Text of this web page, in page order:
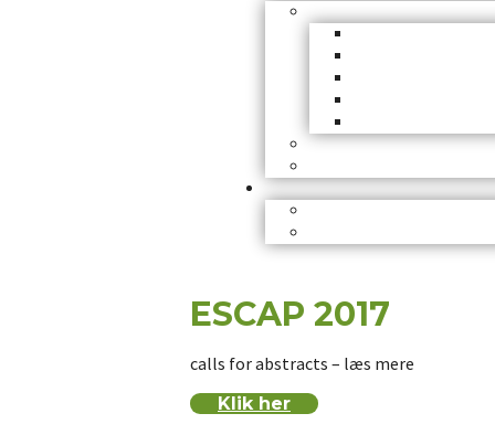
ESCAP 2017
calls for abstracts – læs mere
Klik her